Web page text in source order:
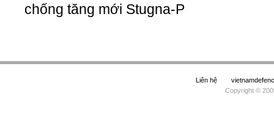
chống tăng mới Stugna-P
Liên hệ
Copyright ©